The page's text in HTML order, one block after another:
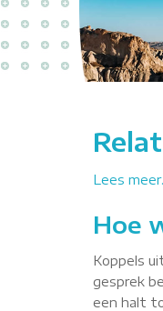
Lees
Hoe
Koppels
gesprek
een halt